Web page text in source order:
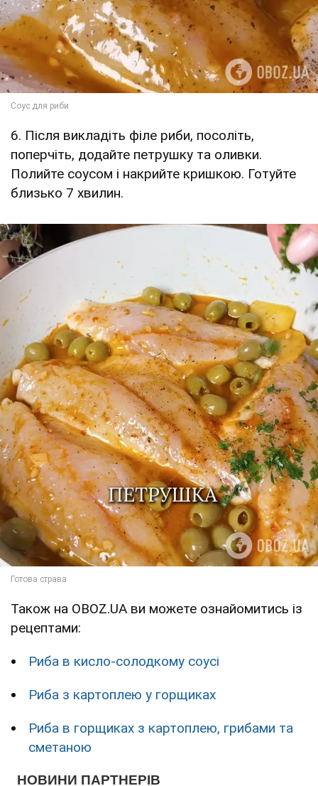
6. Після викладіть філе риби, посоліть,
поперчіть, додайте петрушку та оливки.
Полийте соусом і накрийте кришкою. Готуйте
близько 7 хвилин.
Також на OBOZ.UA ви можете ознайомитись із
рецептами:
Риба в кисло-солодкому соусі
Риба з картоплею у горщиках
Риба в горщиках з картоплею, грибами та
сметаною